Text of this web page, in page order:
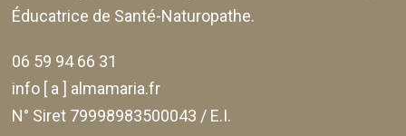
Éducatrice de Santé-Naturopathe.
06 59 94 66 31
info [ a ] almamaria.fr
N° Siret 79998983500043 / E.I.